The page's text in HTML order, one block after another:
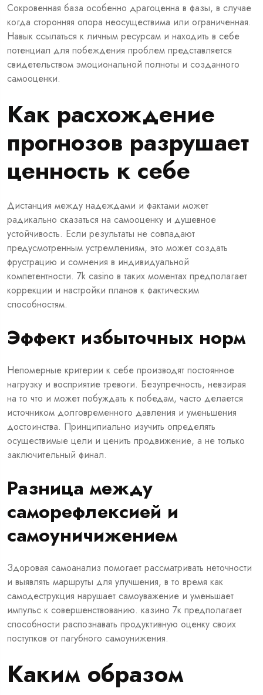
Сокровенная база особенно драгоценна в фазы, в случае
когда сторонняя опора неосуществима или ограниченная.
Навык ссылаться к личным ресурсам и находить в себе
потенциал для побеждения проблем представляется
свидетельством эмоциональной полноты и созданного
самооценки.
Как расхождение
прогнозов разрушает
ценность к себе
Дистанция между надеждами и фактами может
радикально сказаться на самооценку и душевное
устойчивость. Если результаты не совпадают
предусмотренным устремлениям, это может создать
фрустрацию и сомнения в индивидуальной
компетентности. 7k casino в таких моментах предполагает
коррекции и настройки планов к фактическим
способностям.
Эффект избыточных норм
Непомерные критерии к себе производят постоянное
нагрузку и восприятие тревоги. Безупречность, невзирая
на то что и может побуждать к победам, часто делается
источником долговременного давления и уменьшения
достоинства. Принципиально изучить определять
осуществимые цели и ценить продвижение, а не только
заключительный финал.
Разница между
саморефлексией и
самоуничижением
Здоровая самоанализ помогает рассматривать неточности
и выявлять маршруты для улучшения, в то время как
самодеструкция нарушает самоуважение и уменьшает
импульс к совершенствованию. казино 7к предполагает
способности распознавать продуктивную оценку своих
поступков от пагубного самоунижения.
Каким образом